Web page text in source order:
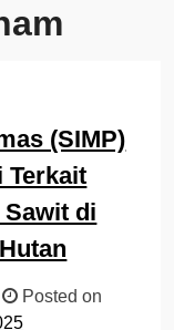
(SIMP)
Terkait
Sawit di
Posted on